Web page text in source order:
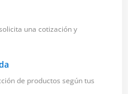
una cotización y
de productos según tus